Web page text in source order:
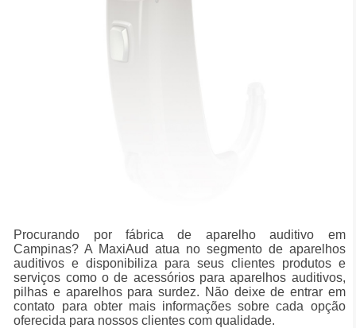
Procurando por fábrica de aparelho auditivo em
Campinas? A MaxiAud atua no segmento de aparelhos
auditivos e disponibiliza para seus clientes produtos e
serviços como o de acessórios para aparelhos auditivos,
pilhas e aparelhos para surdez. Não deixe de entrar em
contato para obter mais informações sobre cada opção
oferecida para nossos clientes com qualidade.